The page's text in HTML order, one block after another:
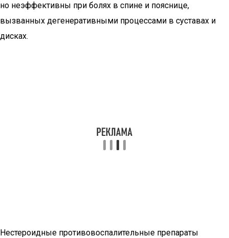
но неэффективны при болях в спине и пояснице,
вызванных дегенеративными процессами в суставах и
дисках.
Нестероидные противовоспалительные препараты